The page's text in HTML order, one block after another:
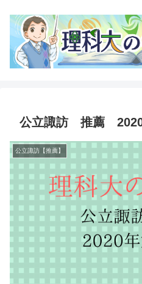
公立諏訪 推薦 2020
公立諏訪【推薦】